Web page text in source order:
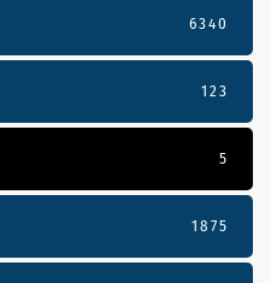
6340
123
5
1875